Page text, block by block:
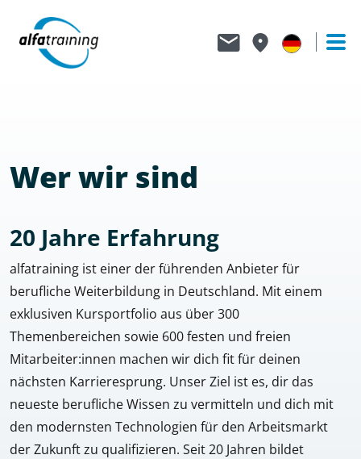
Wer wir sind
20 Jahre Erfahrung
alfatraining ist einer der führenden Anbieter für
berufliche Weiterbildung in Deutschland. Mit einem
exklusiven Kursportfolio aus über 300
Themenbereichen sowie 600 festen und freien
Mitarbeiter:innen machen wir dich fit für deinen
nächsten Karrieresprung. Unser Ziel ist es, dir das
neueste berufliche Wissen zu vermitteln und dich mit
den modernsten Technologien für den Arbeitsmarkt
der Zukunft zu qualifizieren. Seit 20 Jahren bildet